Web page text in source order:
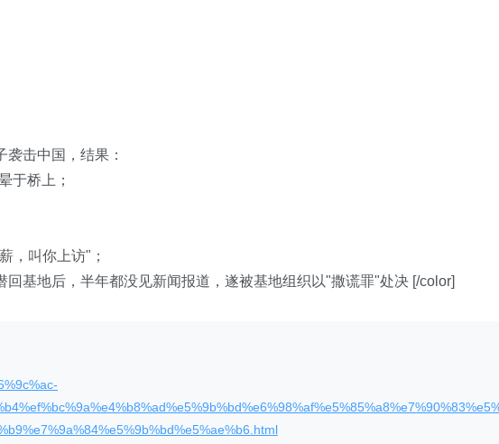
击中国，结果：
于桥上；
，叫你上访"；
基地后，半年都没见新闻报道，遂被基地组织以"撒谎罪"处决 [/color]